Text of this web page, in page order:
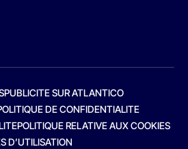
PUBLICITE SUR ATLANTICO
DE CONFIDENTIALITE
POLITIQUE RELATIVE AUX COOKIES
D’UTILISATION